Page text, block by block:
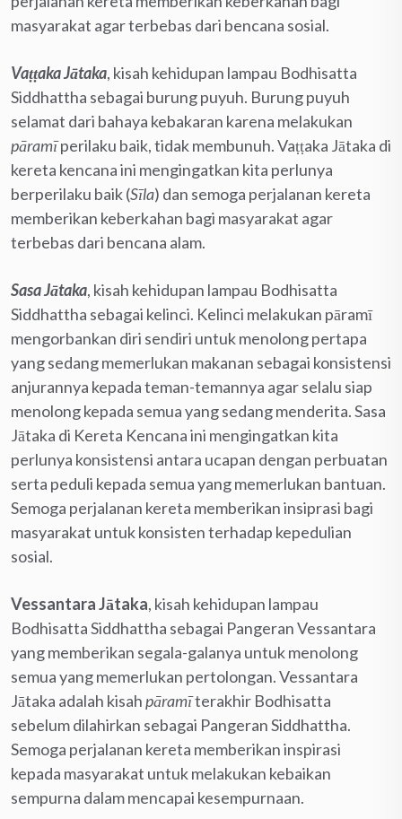
masyarakat agar terbebas dari bencana sosial.
Vaṭṭaka Jātaka, kisah kehidupan lampau Bodhisatta
Siddhattha sebagai burung puyuh. Burung puyuh
selamat dari bahaya kebakaran karena melakukan
pāramīperilaku baik, tidak membunuh. Vaṭṭaka Jātaka di
kereta kencana ini mengingatkan kita perlunya
berperilaku baik (Sīla) dan semoga perjalanan kereta
memberikan keberkahan bagi masyarakat agar
terbebas dari bencana alam.
Sasa Jātaka, kisah kehidupan lampau Bodhisatta
Siddhattha sebagai kelinci. Kelinci melakukan pāramī
mengorbankan diri sendiri untuk menolong pertapa
yang sedang memerlukan makanan sebagai konsistensi
anjurannya kepada teman-temannya agar selalu siap
menolong kepada semua yang sedang menderita. Sasa
Jātaka di Kereta Kencana ini mengingatkan kita
perlunya konsistensi antara ucapan dengan perbuatan
serta peduli kepada semua yang memerlukan bantuan.
Semoga perjalanan kereta memberikan insiprasi bagi
masyarakat untuk konsisten terhadap kepedulian
sosial.
Vessantara Jātaka, kisah kehidupan lampau
Bodhisatta Siddhattha sebagai Pangeran Vessantara
yang memberikan segala-galanya untuk menolong
semua yang memerlukan pertolongan. Vessantara
Jātaka adalah kisahpāramīterakhir Bodhisatta
sebelum dilahirkan sebagai Pangeran Siddhattha.
Semoga perjalanan kereta memberikan inspirasi
kepada masyarakat untuk melakukan kebaikan
sempurna dalam mencapai kesempurnaan.